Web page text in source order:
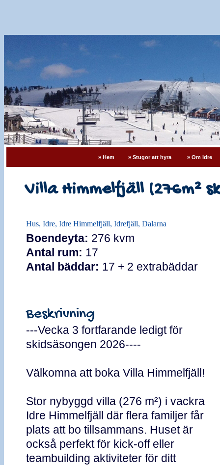
» Hem » Stugor att hyra » Om Idre
Villa Himmelfjäll (276m²
Hus, Idre, Idre Himmelfjäll, Idrefjäll, Dalarna
Boendeyta: 276 kvm
Antal rum: 17
Antal bäddar: 17 + 2 extrabäddar
Beskrivning
---Vecka 3 fortfarande ledigt för
skidsäsongen 2026----
Välkomna att boka Villa Himmelfjäll!
Stor nybyggd villa (276 m²) i vackra
Idre Himmelfjäll där flera familjer får
plats att bo tillsammans. Huset är
också perfekt för kick-off eller
teambuilding aktiviteter för ditt